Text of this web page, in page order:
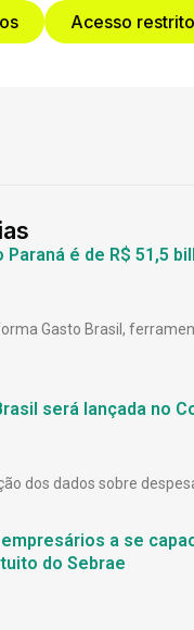
Acesso restrito
é de R$ 51,5
Gasto Brasil,
será lançada no
dos dados sobre
a se
do Sebrae